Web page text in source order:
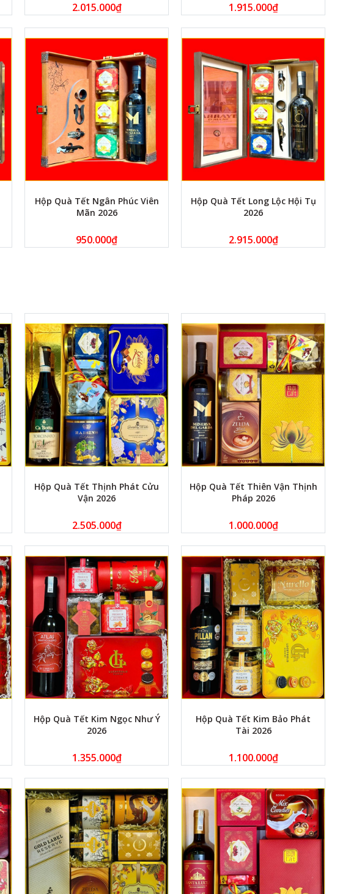
2.015.000₫ 1.915.000₫
Hộp Quà Tết Ngân Phúc Viên
Mãn 2026
950.000₫
Hộp Quà Tết Long Lộc Hội Tụ
2026
2.915.000₫
Hộp Quà Tết Thịnh Phát Cửu
Vận 2026
2.505.000₫
Hộp Quà Tết Thiên Vận Thịnh
Pháp 2026
1.000.000₫
Hộp Quà Tết Kim Ngọc Như Ý
2026
1.355.000₫
Hộp Quà Tết Kim Bảo Phát
Tài 2026
1.100.000₫